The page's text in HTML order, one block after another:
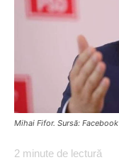
Mihai Fifor. Sursă: Facebook
2 minute de lectură